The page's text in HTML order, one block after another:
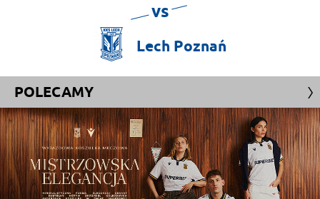
vs
Lech Poznań
POLECAMY